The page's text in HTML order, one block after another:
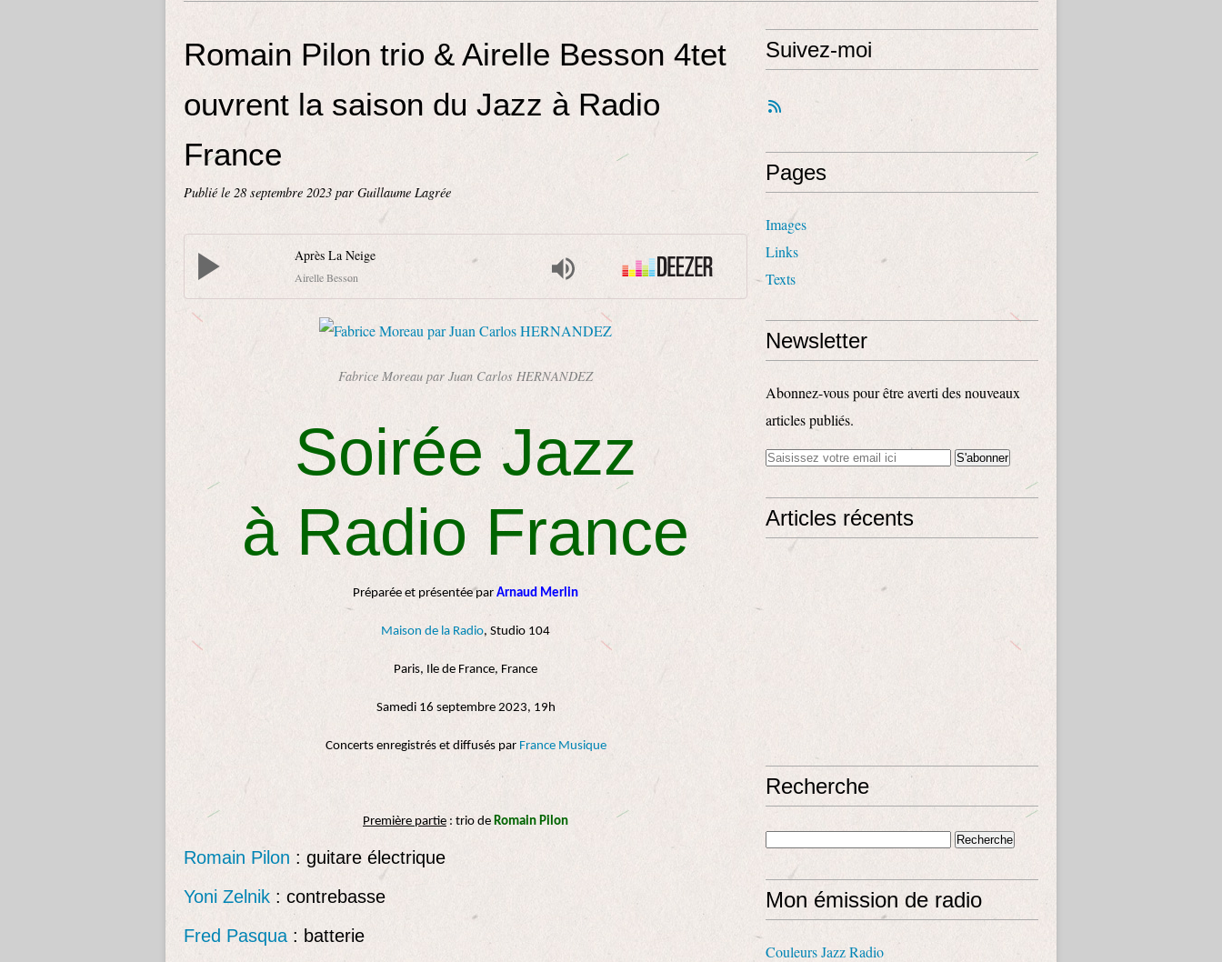
Romain Pilon trio & Airelle Besson 4tet
ouvrent la saison du Jazz à Radio
France
Publié le 28 septembre 2023 par Guillaume Lagrée
Après La Neige
Airelle Besson
Fabrice Moreau par Juan Carlos HERNANDEZ
Soirée Jazz
à Radio France
Préparée et présentée par Arnaud Merlin
Maison de la Radio, Studio 104
Paris, Ile de France, France
Samedi 16 septembre 2023, 19h
Concerts enregistrés et diffusés par France Musique
Première partie : trio de Romain Pilon
Romain Pilon : guitare électrique
Yoni Zelnik : contrebasse
Fred Pasqua : batterie
Suivez-moi
Pages
Images
Links
Texts
Newsletter
Abonnez-vous pour être averti des nouveaux
articles publiés.
Articles récents
Recherche
Mon émission de radio
Couleurs Jazz Radio